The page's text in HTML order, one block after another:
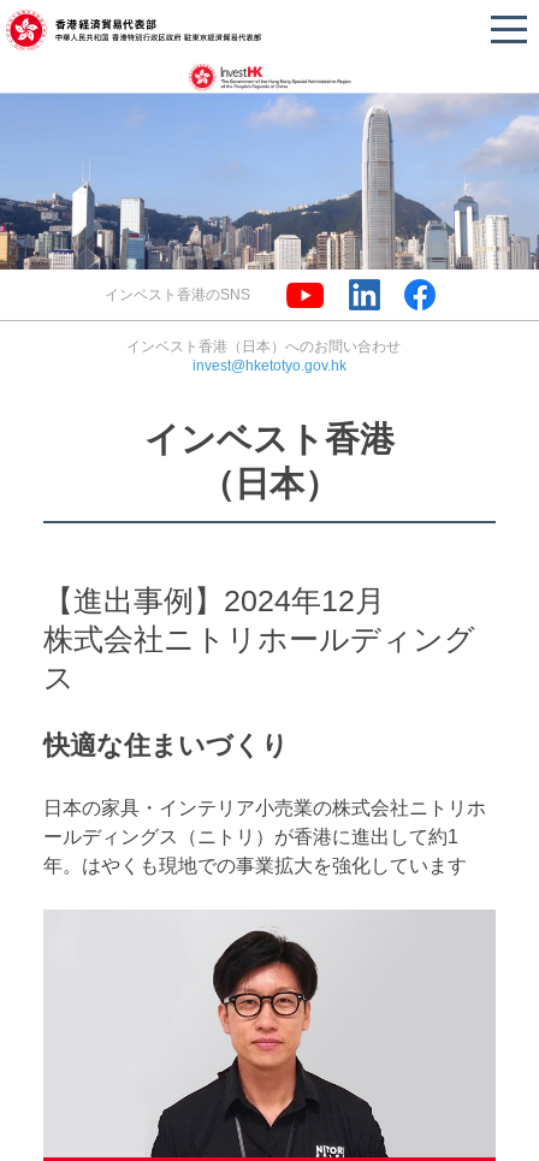
インベスト香港のSNS
インベスト香港（日本）へのお問い合わせ
invest@hketotyo.gov.hk
インベスト香港
（日本）
【進出事例】2024年12月
株式会社ニトリホールディング
ス
快適な住まいづくり
日本の家具・インテリア小売業の株式会社ニトリホ
ールディングス（ニトリ）が香港に進出して約1
年。はやくも現地での事業拡大を強化しています